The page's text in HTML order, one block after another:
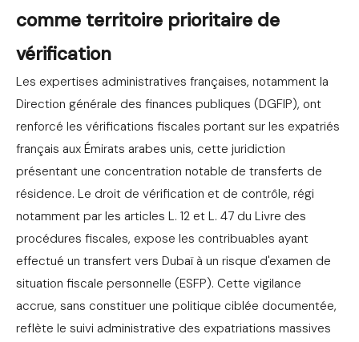
comme territoire prioritaire de
vérification
Les expertises administratives françaises, notamment la
Direction générale des finances publiques (DGFIP), ont
renforcé les vérifications fiscales portant sur les expatriés
français aux Émirats arabes unis, cette juridiction
présentant une concentration notable de transferts de
résidence. Le droit de vérification et de contrôle, régi
notamment par les articles L. 12 et L. 47 du Livre des
procédures fiscales, expose les contribuables ayant
effectué un transfert vers Dubaï à un risque d'examen de
situation fiscale personnelle (ESFP). Cette vigilance
accrue, sans constituer une politique ciblée documentée,
reflète le suivi administrative des expatriations massives